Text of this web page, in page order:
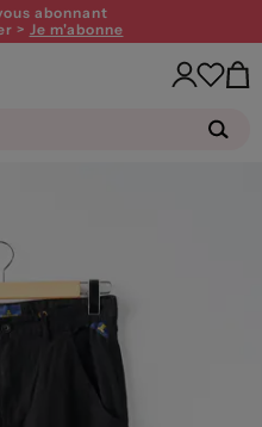
abonnant
> Je m'abonne